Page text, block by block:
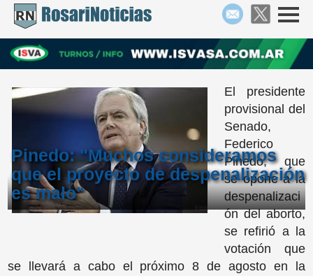
Pinedo: "Muchos consideramos
que el proyecto de despenalización
es malo"
El presidente
provisional del
Senado,
Federico
Pinedo, que
se opone a la
despenalizaci
ón del aborto,
se refirió a la
votación que
se llevará a cabo el próximo 8 de agosto en la